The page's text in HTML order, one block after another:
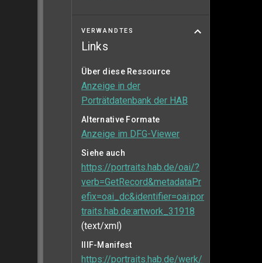
VERWANDTES
Links
Über diese Ressource
Anzeige in der
Porträtdatenbank der HAB
Alternative Formate
Anzeige im DFG-Viewer
Siehe auch
https://portraits.hab.de/oai/?
verb=GetRecord&metadataPr
efix=oai_dc&identifier=oai:por
traits.hab.de:artwork_31918
(text/xml)
IIIF-Manifest
https://portraits.hab.de/werk/